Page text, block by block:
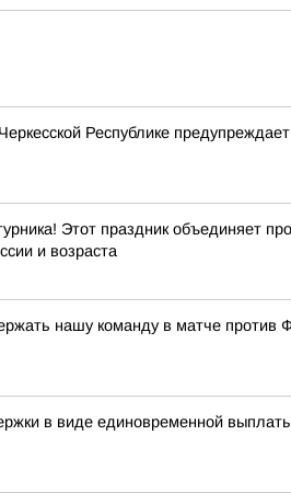
Республике предупреждает
Этот праздник объединяет
и возраста
нашу команду в матче против
в виде единовременной